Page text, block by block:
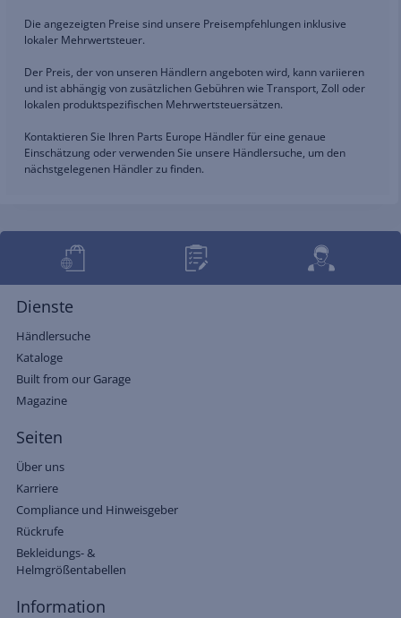
Die angezeigten Preise sind unsere Preisempfehlungen inklusive
lokaler Mehrwertsteuer.
Der Preis, der von unseren Händlern angeboten wird, kann variieren
und ist abhängig von zusätzlichen Gebühren wie Transport, Zoll oder
lokalen produktspezifischen Mehrwertsteuersätzen.
Kontaktieren Sie Ihren Parts Europe Händler für eine genaue
Einschätzung oder verwenden Sie unsere Händlersuche, um den
nächstgelegenen Händler zu finden.
Dienste
Händlersuche
Kataloge
Built from our Garage
Magazine
Seiten
Über uns
Karriere
Compliance und Hinweisgeber
Rückrufe
Bekleidungs- &
Helmgrößentabellen
Information